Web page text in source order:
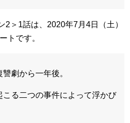
2＞1話は、2020年7月4日（土）
トです。
劇から一年後。
こる二つの事件によって浮かび